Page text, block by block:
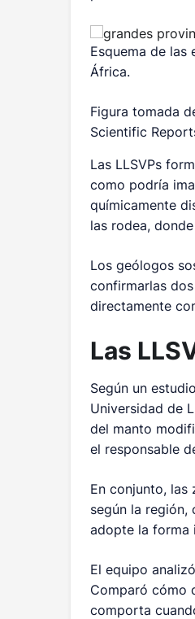
Esquema de
África.
Figura tomada
Scientific
Las LLSVPs
como podría
químicamente
las rodea,
Los geólogos
confirmarlas
directamente
Las
Según un
Universidad de
del manto
el responsable
En conjunto,
según la región,
adopte la forma
El equipo
Comparó cómo
comporta